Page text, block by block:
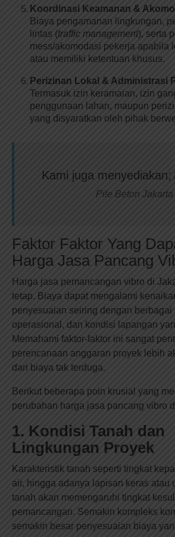
Koordinasi Keamanan &
Biaya pengamanan lingkungan,
lintas (traffic management), serta
mess/akomodasi pekerja apabila
atau memiliki ketentuan khusus.
Perizinan Lokal & Administrasi
Termasuk izin keramaian, izin
penggunaan lahan, maupun
yang disyaratkan oleh pihak
Kami juga menyediakan;
Pile Beton Jakarta
Faktor Faktor Yang
Harga Jasa Pancang
Harga jasa pemancangan vibro di
tetap. Biaya dapat mengalami
penyesuaian seiring dengan berbagai
operasional, dan kondisi lapangan
Memahami faktor-faktor ini sangat
perencanaan anggaran proyek lebih
dari biaya tak terduga.
Berikut beberapa poin krusial yang
perubahan harga jasa pancang vibro
1. Kondisi Tanah dan
Lingkungan Proyek
Karakteristik tanah seperti tingkat
air, hingga adanya lapisan keras atau
tanah akan memengaruhi tingkat
pemancangan. Semakin kompleks
semakin besar penyesuaian biaya